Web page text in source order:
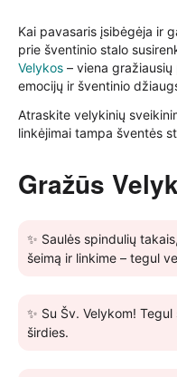
Kai pavasaris įsibėgėja ir
prie šventinio stalo
Velykos – viena
emocijų ir šventinio
Atraskite velykinių
linkėjimai tampa šventės
Gražūs
✨ Saulės spindulių
šeimą ir linkime – tegul
✨ Su Šv. Velykom!
širdies.